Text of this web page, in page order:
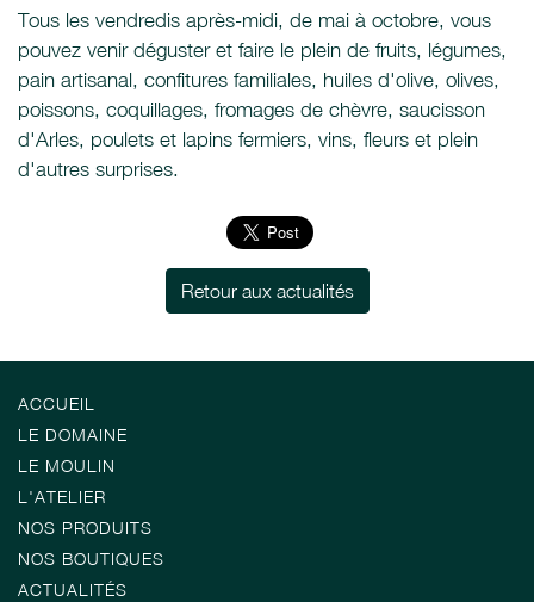
Tous les vendredis après-midi, de mai à octobre, vous
pouvez venir déguster et faire le plein de fruits, légumes,
pain artisanal, confitures familiales, huiles d'olive, olives,
poissons, coquillages, fromages de chèvre, saucisson
d'Arles, poulets et lapins fermiers, vins, fleurs et plein
d'autres surprises.
Retour aux actualités
ACCUEIL
LE DOMAINE
LE MOULIN
L'ATELIER
NOS PRODUITS
NOS BOUTIQUES
ACTUALITÉS